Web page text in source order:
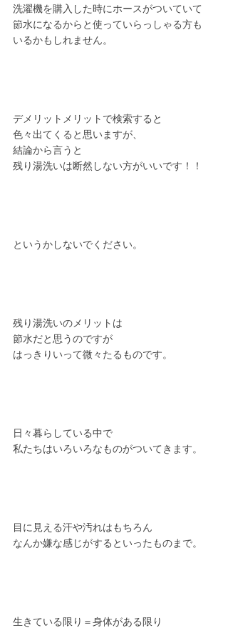
洗濯機を購入した時にホースがついていて
節水になるからと使っていらっしゃる方も
いるかもしれません。
デメリットメリットで検索すると
色々出てくると思いますが、
結論から言うと
残り湯洗いは断然しない方がいいです！！
というかしないでください。
残り湯洗いのメリットは
節水だと思うのですが
はっきりいって微々たるものです。
日々暮らしている中で
私たちはいろいろなものがついてきます。
目に見える汗や汚れはもちろん
なんか嫌な感じがするといったものまで。
生きている限り＝身体がある限り